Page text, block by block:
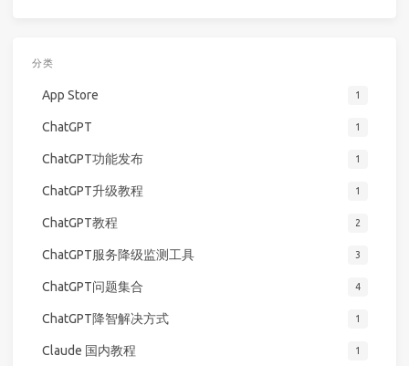
分类
App Store 1
ChatGPT 1
ChatGPT功能发布 1
ChatGPT升级教程 1
ChatGPT教程 2
ChatGPT服务降级监测工具 3
ChatGPT问题集合 4
ChatGPT降智解决方式 1
Claude 国内教程 1